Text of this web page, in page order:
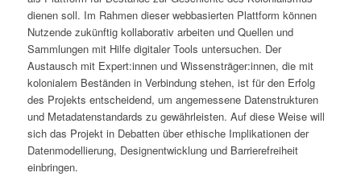
dienen soll. Im Rahmen dieser webbasierten Plattform können
Nutzende zukünftig kollaborativ arbeiten und Quellen und
Sammlungen mit Hilfe digitaler Tools untersuchen. Der
Austausch mit Expert:innen und Wissensträger:innen, die mit
kolonialem Beständen in Verbindung stehen, ist für den Erfolg
des Projekts entscheidend, um angemessene Datenstrukturen
und Metadatenstandards zu gewährleisten. Auf diese Weise will
sich das Projekt in Debatten über ethische Implikationen der
Datenmodellierung, Designentwicklung und Barrierefreiheit
einbringen.